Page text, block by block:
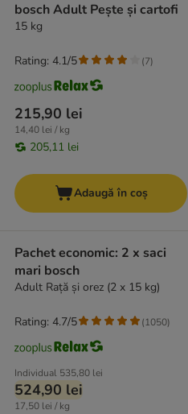
bosch Adult Pește și cartofi
15 kg
215,90 lei
14,40 lei / kg
205,11 lei
Rating: 4.1/5 (7)
Adaugă în coș
Pachet economic: 2 x saci
mari bosch
Adult Rață și orez (2 x 15 kg)
Individual 535,80 lei
524,90 lei
17,50 lei / kg
Rating: 4.7/5 (1050)